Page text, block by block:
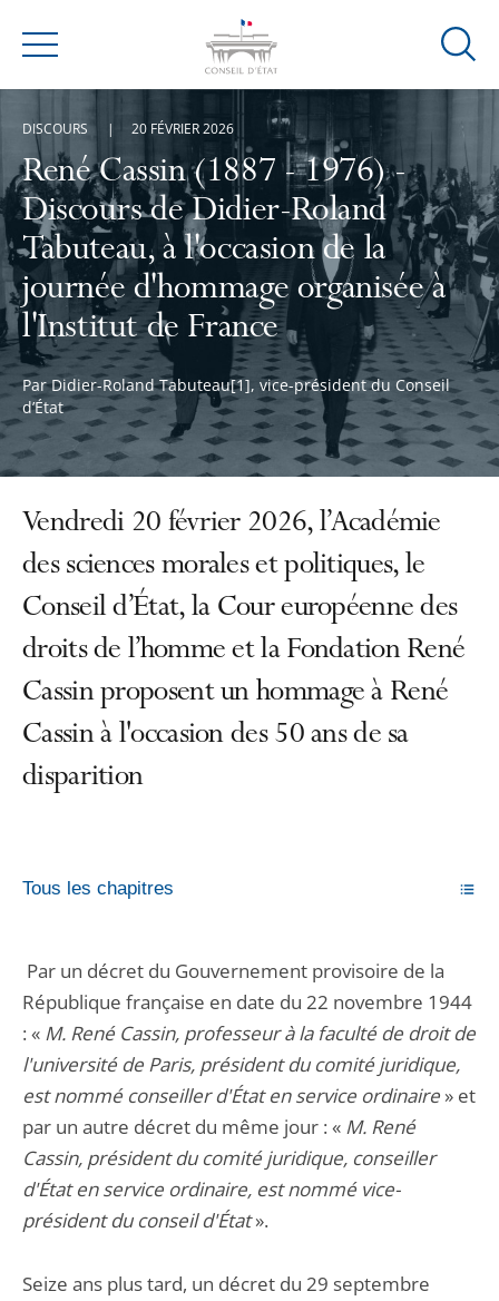
Menu
Ouvrir
René Cassin (1887 - 1976) -
Discours de Didier-Roland
Tabuteau, à l'occasion de la
journée d'hommage organisée à
l'Institut de France
Par Didier-Roland Tabuteau[1], vice-président du Conseil
d’État
DISCOURS 20 FÉVRIER 2026
Vendredi 20 février 2026, l’Académie
des sciences morales et politiques, le
Conseil d’État, la Cour européenne des
droits de l’homme et la Fondation René
Cassin proposent un hommage à René
Cassin à l'occasion des 50 ans de sa
disparition
Tous les chapitres
Par un décret du Gouvernement provisoire de la
République française en date du 22 novembre 1944
: « M. René Cassin, professeur à la faculté de droit de
l'université de Paris, président du comité juridique,
est nommé conseiller d'État en service ordinaire » et
par un autre décret du même jour : « M. René
Cassin, président du comité juridique, conseiller
d'État en service ordinaire, est nommé vice-
président du conseil d'État».
Seize ans plus tard, un décret du 29 septembre